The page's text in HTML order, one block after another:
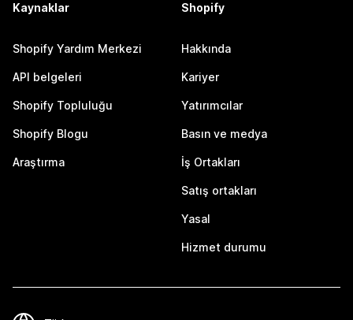
Kaynaklar
Shopify Yardım Merkezi
API belgeleri
Shopify Topluluğu
Shopify Blogu
Araştırma
Shopify
Hakkında
Kariyer
Yatırımcılar
Basın ve medya
İş Ortakları
Satış ortakları
Yasal
Hizmet durumu